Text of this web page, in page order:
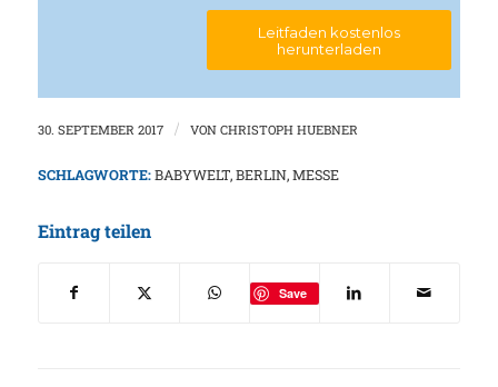
Leitfaden kostenlos
herunterladen
30. SEPTEMBER 2017 / VON CHRISTOPH HUEBNER
SCHLAGWORTE: BABYWELT,BERLIN,MESSE
Eintrag teilen
Save